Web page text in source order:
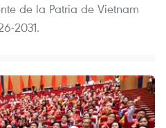
de la Patria de Vietnam
2031.